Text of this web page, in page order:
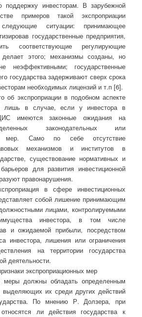
поддержку инвесторам. В зарубежной
примеров такой экспроприации
следующие ситуации: принимающее
государственные предприятия,
соответствующие регулирующие
этого; механизмы созданы, но
неэффективными; государственные
государства задерживают сверх срока
необходимых лицензий и т.п [6].
об экспроприации в подобном аспекте
лишь в случае, если у инвестора в
имеются законные ожидания на
законодательных или
мер. Само по себе отсутствие
механизмов и институтов в
существование нормативных и
для развития инвестиционной
правонарушения.
в сфере инвестиционных
собой лишение принимающим
лицами, контролируемыми
инвестора, в том числе
и ожидаемой прибыли, посредством
инвестора, лишения или ограничения
на территории государства
деятельности.
экспроприационных мер
меры должны обладать определенным
выделяющих их среди других действий
По мнению Р. Долзера, при
ли действия государства к